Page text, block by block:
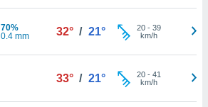
70%
0.4 mm
32° / 21° 20- 39
km/h
33° / 21° 20- 41
km/h